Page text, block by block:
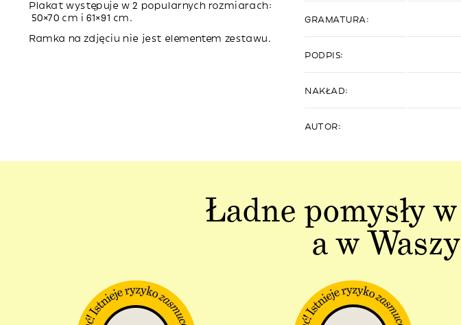
Plakat występuje w 2 popularnych rozmiarach:
50×70 cm i 61×91 cm.
Ramka na zdjęciu nie jest elementem zestawu.
GRAMATURA:
PODPIS:
NAKŁAD:
AUTOR:
Ładne pomysły
a w